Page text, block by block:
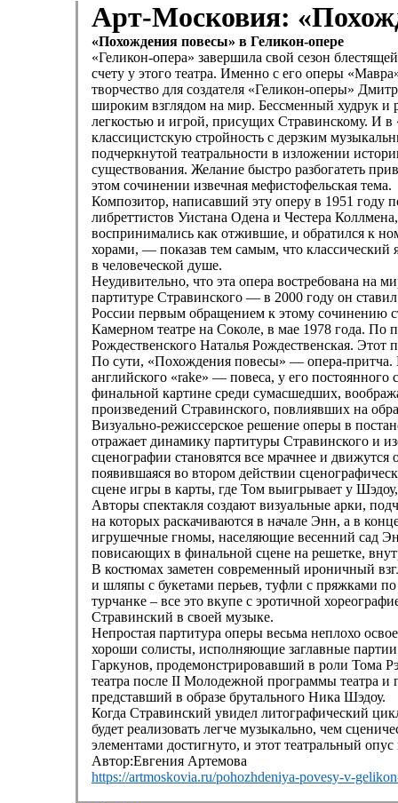
Арт-Московия:
«Похождения повесы» в Геликон-опере
«Геликон-опера» завершила свой сезон
счету у этого театра. Именно с его оперы
творчество для создателя «Геликон-оперы»
широким взглядом на мир. Бессменный худрук и
легкостью и игрой, присущих Стравинскому. И
классицистскую стройность с дерзким
подчеркнутой театральности в изложении
существования. Желание быстро разбогатеть
этом сочинении извечная мефистофельская тема.
Композитор, написавший эту оперу в 1951 году
либреттистов Уистана Одена и Честера
воспринимались как отжившие, и обратился к
хорами, — показав тем самым, что классический
в человеческой душе.
Неудивительно, что эта опера востребована на
партитуре Стравинского — в 2000 году он
России первым обращением к этому сочинению
Камерном театре на Соколе, в мае 1978 года. По
Рождественского Наталья Рождественская. Этот
По сути, «Похождения повесы» — опера-притча.
английского «rakе» — повеса, у его
финальной картине среди сумасшедших,
произведений Стравинского, повлиявших на
Визуально-режиссерское решение оперы в
отражает динамику партитуры Стравинского и
сценографии становятся все мрачнее и
появившаяся во втором действии
сцене игры в карты, где Том выигрывает у
Авторы спектакля создают визуальные арки,
на которых раскачиваются в начале Энн, а в
игрушечные гномы, населяющие весенний сад
повисающих в финальной сцене на решетке,
В костюмах заметен современный ироничный
и шляпы с букетами перьев, туфли с пряжками
турчанке – все это вкупе с эротичной
Стравинский в своей музыке.
Непростая партитура оперы весьма неплохо
хороши солисты, исполняющие заглавные
Гаркунов, продемонстрировавший в роли Тома
театра после II Молодежной программы театра
представший в образе брутального Ника Шэдоу.
Когда Стравинский увидел литографический
будет реализовать легче музыкально, чем
элементами достигнуто, и этот театральный
Автор:Евгения Артемова
https://artmoskovia.ru/pohozhdeniya-povesy-v-